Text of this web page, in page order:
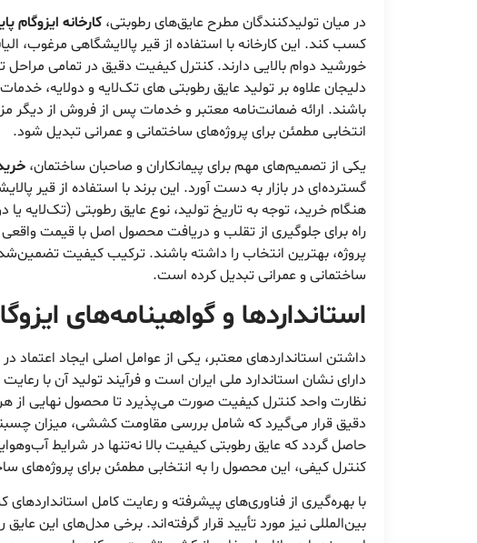
در میان تولیدکنندگان مطرح عایق‌های رطوبتی، کارخانه ایزوگام
کسب کند. این کارخانه با استفاده از قیر پالایشگاهی مرغوب،
خورشید دوام بالایی دارند. کنترل کیفیت دقیق در تمامی مراحل
دلیجان علاوه بر تولید عایق رطوبتی های تک‌لایه و دولایه،
باشند. ارائه ضمانت‌نامه معتبر و خدمات پس از فروش از دیگر
انتخابی مطمئن برای پروژه‌های ساختمانی و عمرانی تبدیل شود.
یکی از تصمیم‌های مهم برای پیمانکاران و صاحبان ساختمان،
گسترده‌ای در بازار به دست آورد. این برند با استفاده از قیر
هنگام خرید، توجه به تاریخ تولید، نوع عایق رطوبتی (تک‌لایه
راه برای جلوگیری از تقلب و دریافت محصول اصل با قیمت
پروژه، بهترین انتخاب را داشته باشند. ترکیب کیفیت
ساختمانی و عمرانی تبدیل کرده است.
استانداردها و گواهینامه‌های
داشتن استانداردهای معتبر، یکی از عوامل اصلی ایجاد
دارای نشان استاندارد ملی ایران است و فرآیند تولید آن با
نظارت واحد کنترل کیفیت صورت می‌پذیرد تا محصول نهایی از
دقیق قرار می‌گیرد که شامل بررسی مقاومت کششی، میزان
حاصل گردد که عایق رطوبتی کیفیت بالا نه‌تنها در شرایط
کنترل کیفی، این محصول را به انتخابی مطمئن برای پروژه‌های
با بهره‌گیری از فناوری‌های پیشرفته و رعایت کامل استانداردهای
بین‌المللی نیز مورد تأیید قرار گرفته‌اند. برخی مدل‌های این